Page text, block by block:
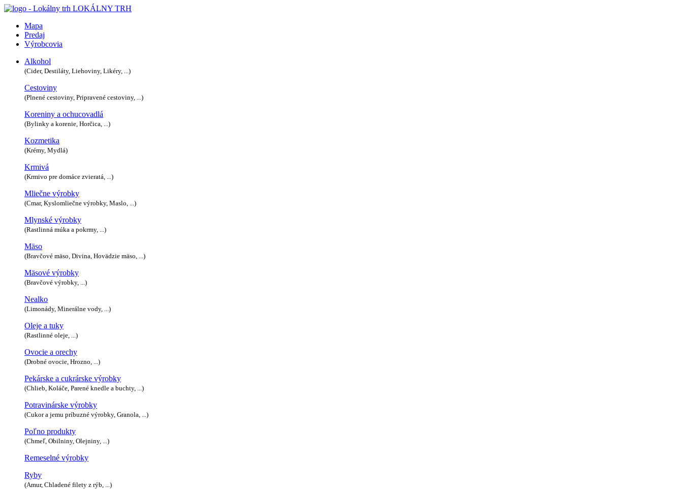
LOKÁLNY TRH
Mapa
Predaj
Výrobcovia
Alkohol
(Cider, Destiláty, Liehoviny, Likéry, ...)
Cestoviny
(Plnené cestoviny, Pripravené cestoviny, ...)
Koreniny a ochucovadlá
(Bylinky a korenie, Horčica, ...)
Kozmetika
(Krémy, Mydlá)
Krmivá
(Krmivo pre domáce zvieratá, ...)
Mliečne výrobky
(Cmar, Kyslomliečne výrobky, Maslo, ...)
Mlynské výrobky
(Rastlinná múka a pokrmy, ...)
Mäso
(Bravčové mäso, Divina, Hovädzie mäso, ...)
Mäsové výrobky
(Bravčové výrobky, ...)
Nealko
(Limonády, Minerálne vody, ...)
Oleje a tuky
(Rastlinné oleje, ...)
Ovocie a orechy
(Drobné ovocie, Hrozno, ...)
Pekárske a cukrárske výrobky
(Chlieb, Koláče, Parené knedle a buchty, ...)
Potravinárske výrobky
(Cukor a jemu príbuzné výrobky, Granola, ...)
Poľno produkty
(Chmeľ, Obilniny, Olejniny, ...)
Remeselné výrobky
Ryby
(Amur, Chladené filety z rýb, ...)